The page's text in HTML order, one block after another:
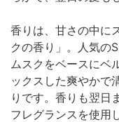
香りは、甘さの中に
クの香り」。人気の
ムスクをベースにベ
ックスした爽やかで
りです。香りも翌日
フレグランスを使用